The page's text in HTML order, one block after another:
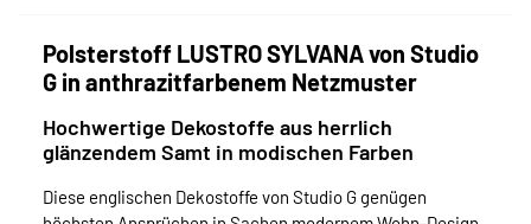
Polsterstoff LUSTRO SYLVANA von Studio
G in anthrazitfarbenem Netzmuster
Hochwertige Dekostoffe aus herrlich
glänzendem Samt in modischen Farben
Diese englischen Dekostoffe von Studio G genügen